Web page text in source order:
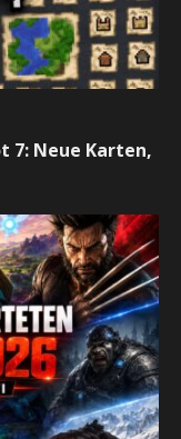
7: Neue Karten,